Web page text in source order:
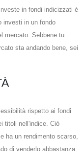
in fondi indicizzati è
investi in un fondo
mercato. Sebbene tu
sta andando bene, sei
rispetto ai fondi
titoli nell'indice. Ciò
ha un rendimento scarso,
di venderlo abbastanza